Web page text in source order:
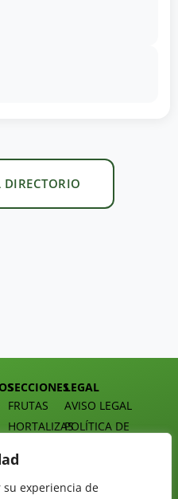
su experiencia de
SECCIONES
FRUTAS
HORTALIZAS
MERCADOS
ALIMENTACIÓN
LEGAL
AVISO LEGAL
POLÍTICA DE